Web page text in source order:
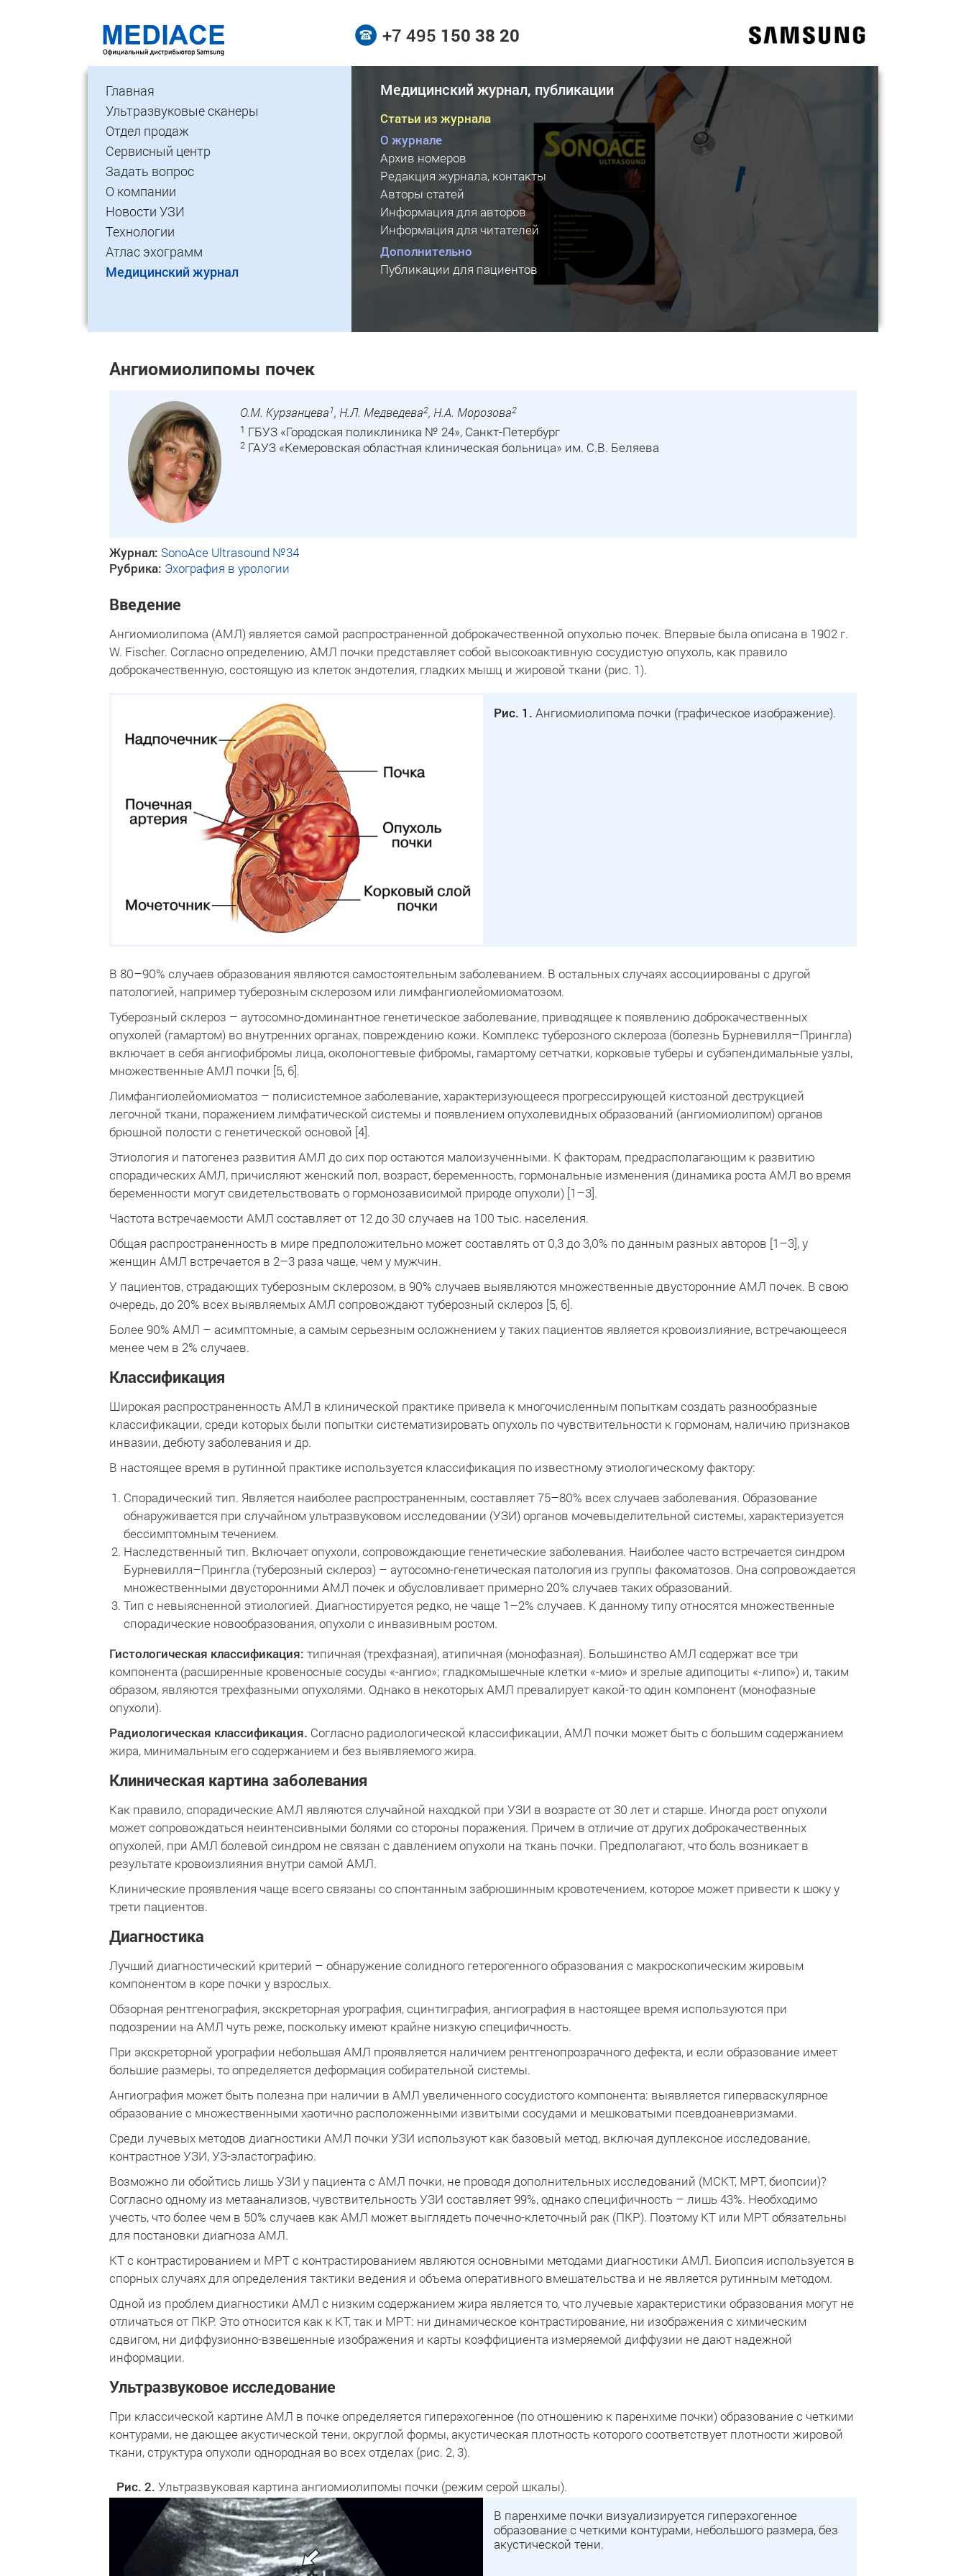
+7 495 150 38 20
Главная
Ультразвуковые сканеры
Отдел продаж
Сервисный центр
Задать вопрос
О компании
Новости УЗИ
Технологии
Атлас эхограмм
Медицинский журнал
Медицинский журнал, публикации
Статьи из журнала
О журнале
Архив номеров
Редакция журнала, контакты
Авторы статей
Информация для авторов
Информация для читателей
Дополнительно
Публикации для пациентов
Ангиомиолипомы почек
О.М. Курзанцева1, Н.Л. Медведева2, Н.А. Морозова2
1 ГБУЗ «Городская поликлиника № 24», Санкт-Петербург
2ГАУЗ «Кемеровская областная клиническая больница» им. С.В. Беляева
Журнал: SonoAce Ultrasound №34
Рубрика: Эхография в урологии
Введение
Ангиомиолипома (АМЛ) является самой распространенной доброкачественной опухолью почек. Впервые была описана в 1902 г.
W. Fischer. Согласно определению, АМЛ почки представляет собой высокоактивную сосудистую опухоль, как правило
доброкачественную, состоящую из клеток эндотелия, гладких мышц и жировой ткани (рис. 1).
Рис. 1. Ангиомиолипома почки (графическое изображение).
В 80–90% случаев образования являются самостоятельным заболеванием. В остальных случаях ассоциированы с другой
патологией, например туберозным склерозом или лимфангиолейомиоматозом.
Туберозный склероз – аутосомно-доминантное генетическое заболевание, приводящее к появлению доброкачественных
опухолей (гамартом) во внутренних органах, повреждению кожи. Комплекс туберозного склероза (болезнь Бурневилля–Прингла)
включает в себя ангиофибромы лица, околоногтевые фибромы, гамартому сетчатки, корковые туберы и субэпендимальные узлы,
множественные АМЛ почки [5, 6].
Лимфангиолейомиоматоз – полисистемное заболевание, характеризующееся прогрессирующей кистозной деструкцией
легочной ткани, поражением лимфатической системы и появлением опухолевидных образований (ангиомиолипом) органов
брюшной полости с генетической основой [4].
Этиология и патогенез развития АМЛ до сих пор остаются малоизученными. К факторам, предрасполагающим к развитию
спорадических АМЛ, причисляют женский пол, возраст, беременность, гормональные изменения (динамика роста АМЛ во время
беременности могут свидетельствовать о гормонозависимой природе опухоли) [1–3].
Частота встречаемости АМЛ составляет от 12 до 30 случаев на 100 тыс. населения.
Общая распространенность в мире предположительно может составлять от 0,3 до 3,0% по данным разных авторов [1–3], у
женщин АМЛ встречается в 2–3 раза чаще, чем у мужчин.
У пациентов, страдающих туберозным склерозом, в 90% случаев выявляются множественные двусторонние АМЛ почек. В свою
очередь, до 20% всех выявляемых АМЛ сопровождают туберозный склероз [5, 6].
Более 90% АМЛ – асимптомные, а самым серьезным осложнением у таких пациентов является кровоизлияние, встречающееся
менее чем в 2% случаев.
Классификация
Широкая распространенность АМЛ в клинической практике привела к многочисленным попыткам создать разнообразные
классификации, среди которых были попытки систематизировать опухоль по чувствительности к гормонам, наличию признаков
инвазии, дебюту заболевания и др.
В настоящее время в рутинной практике используется классификация по известному этиологическому фактору:
Спорадический тип. Является наиболее распространенным, составляет 75–80% всех случаев заболевания. Образование
обнаруживается при случайном ультразвуковом исследовании (УЗИ) органов мочевыделительной системы, характеризуется
бессимптомным течением.
Наследственный тип. Включает опухоли, сопровождающие генетические заболевания. Наиболее часто встречается синдром
Бурневилля–Прингла (туберозный склероз) – аутосомно-генетическая патология из группы факоматозов. Она сопровождается
множественными двусторонними АМЛ почек и обусловливает примерно 20% случаев таких образований.
Тип с невыясненной этиологией. Диагностируется редко, не чаще 1–2% случаев. К данному типу относятся множественные
спорадические новообразования, опухоли с инвазивным ростом.
Гистологическая классификация: типичная (трехфазная), атипичная (монофазная). Большинство АМЛ содержат все три
компонента (расширенные кровеносные сосуды «-ангио»; гладкомышечные клетки «-мио» и зрелые адипоциты «-липо») и, таким
образом, являются трехфазными опухолями. Однако в некоторых АМЛ превалирует какой-то один компонент (монофазные
опухоли).
Радиологическая классификация. Согласно радиологической классификации, АМЛ почки может быть с большим содержанием
жира, минимальным его содержанием и без выявляемого жира.
Клиническая картина заболевания
Как правило, спорадические АМЛ являются случайной находкой при УЗИ в возрасте от 30 лет и старше. Иногда рост опухоли
может сопровождаться неинтенсивными болями со стороны поражения. Причем в отличие от других доброкачественных
опухолей, при АМЛ болевой синдром не связан с давлением опухоли на ткань почки. Предполагают, что боль возникает в
результате кровоизлияния внутри самой АМЛ.
Клинические проявления чаще всего связаны со спонтанным забрюшинным кровотечением, которое может привести к шоку у
трети пациентов.
Диагностика
Лучший диагностический критерий – обнаружение солидного гетерогенного образования с макроскопическим жировым
компонентом в коре почки у взрослых.
Обзорная рентгенография, экскреторная урография, сцинтиграфия, ангиография в настоящее время используются при
подозрении на АМЛ чуть реже, поскольку имеют крайне низкую специфичность.
При экскреторной урографии небольшая АМЛ проявляется наличием рентгенопрозрачного дефекта, и если образование имеет
большие размеры, то определяется деформация собирательной системы.
Ангиография может быть полезна при наличии в АМЛ увеличенного сосудистого компонента: выявляется гиперваскулярное
образование с множественными хаотично расположенными извитыми сосудами и мешковатыми псевдоаневризмами.
Среди лучевых методов диагностики АМЛ почки УЗИ используют как базовый метод, включая дуплексное исследование,
контрастное УЗИ, УЗ-эластографию.
Возможно ли обойтись лишь УЗИ у пациента с АМЛ почки, не проводя дополнительных исследований (МСКТ, МРТ, биопсии)?
Согласно одному из метаанализов, чувствительность УЗИ составляет 99%, однако специфичность – лишь 43%. Необходимо
учесть, что более чем в 50% случаев как АМЛ может выглядеть почечно-клеточный рак (ПКР). Поэтому КТ или МРТ обязательны
для постановки диагноза АМЛ.
КТ с контрастированием и МРТ с контрастированием являются основными методами диагностики АМЛ. Биопсия используется в
спорных случаях для определения тактики ведения и объема оперативного вмешательства и не является рутинным методом.
Одной из проблем диагностики АМЛ с низким содержанием жира является то, что лучевые характеристики образования могут не
отличаться от ПКР. Это относится как к КТ, так и МРТ: ни динамическое контрастирование, ни изображения с химическим
сдвигом, ни диффузионно-взвешенные изображения и карты коэффициента измеряемой диффузии не дают надежной
информации.
Ультразвуковое исследование
При классической картине АМЛ в почке определяется гиперэхогенное (по отношению к паренхиме почки) образование с четкими
контурами, не дающее акустической тени, округлой формы, акустическая плотность которого соответствует плотности жировой
ткани, структура опухоли однородная во всех отделах (рис. 2, 3).
Рис. 2. Ультразвуковая картина ангиомиолипомы почки (режим серой шкалы).
В паренхиме почки визуализируется гиперэхогенное
образование с четкими контурами, небольшого размера, без
акустической тени.